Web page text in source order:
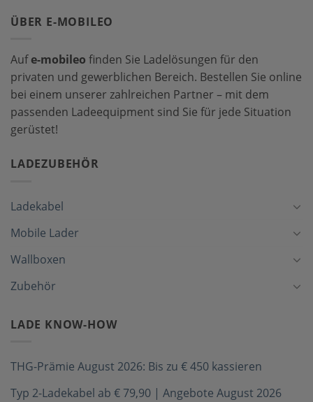
ÜBER E-MOBILEO
Aufe-mobileo finden Sie Ladelösungen für den
privaten und gewerblichen Bereich. Bestellen Sie online
bei einem unserer zahlreichen Partner – mit dem
passenden Ladeequipment sind Sie für jede Situation
gerüstet!
LADEZUBEHÖR
Ladekabel
Mobile Lader
Wallboxen
Zubehör
LADE KNOW-HOW
THG-Prämie August 2026: Bis zu € 450 kassieren
Typ 2-Ladekabel ab € 79,90 | Angebote August 2026